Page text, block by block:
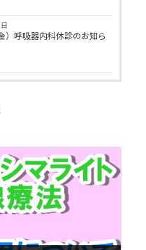
）呼吸器内科休診のお知ら